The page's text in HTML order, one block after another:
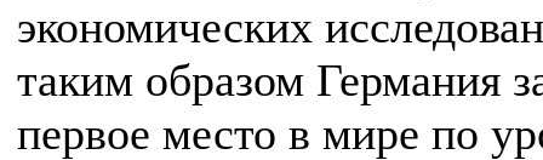
экономических
таким образом Германия
первое место в мире по